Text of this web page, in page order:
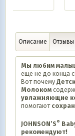
Описание Отзывы
Мы любим
еще не до конца
Вот почему
Молоком
увлажняющие
помогают
JOHNSON’S®
рекомендуют!